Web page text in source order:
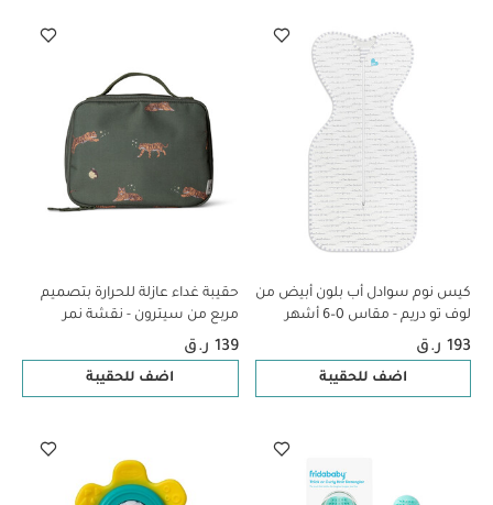
كيس نوم سوادل أب بلون أبيض من
لوف تو دريم - مقاس 0–6 أشهر
193 ر.ق
اضف للحقيبة
حقيبة غداء عازلة للحرارة بتصميم
مربع من سيترون - نقشة نمر
139 ر.ق
اضف للحقيبة